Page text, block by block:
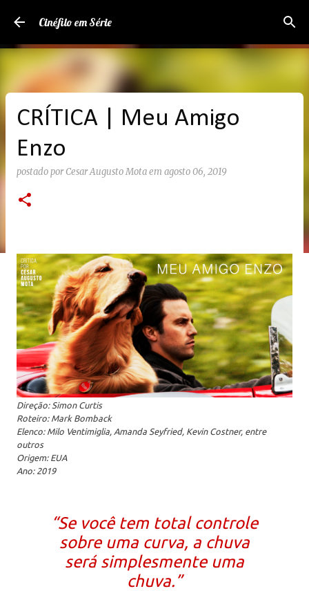
Pular para o conteúdo principal
Cinéfilo em Série
CRÍTICA | Meu Amigo
Enzo
postado porCesar Augusto Motaem agosto 06, 2019
Direção: Simon Curtis
Roteiro: Mark Bomback
Elenco: Milo Ventimiglia, Amanda Seyfried, Kevin Costner, entre
outros
Origem: EUA
Ano: 2019
“Se você tem total controle
sobre uma curva, a chuva
será simplesmente uma
chuva.”